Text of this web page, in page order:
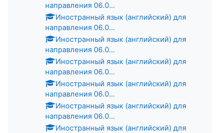
направления 06.0...
Иностранный язык (английский) для
направления 06.0...
Иностранный язык (английский) для
направления 06.0...
Иностранный язык (английский) для
направления 06.0...
Иностранный язык (английский) для
направления 06.0...
Иностранный язык (английский) для
направления 06.0...
Иностранный язык (английский) для